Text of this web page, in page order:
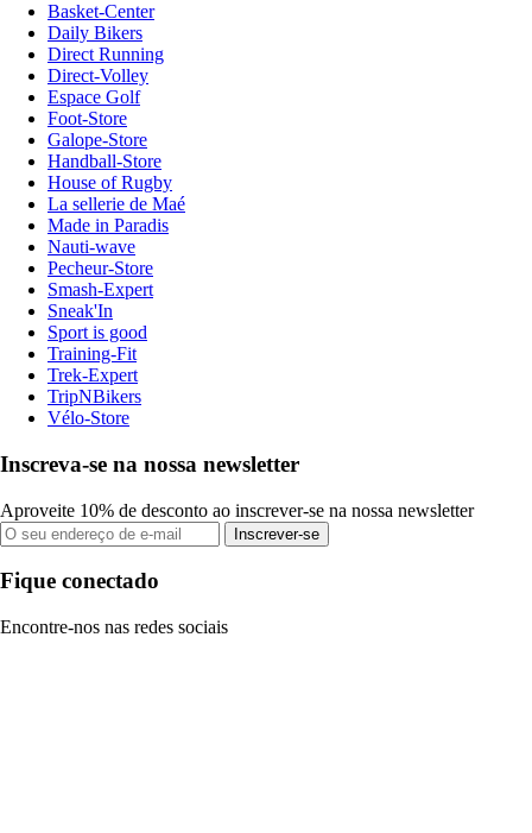
Basket-Center
Daily Bikers
Direct Running
Direct-Volley
Espace Golf
Foot-Store
Galope-Store
Handball-Store
House of Rugby
La sellerie de Maé
Made in Paradis
Nauti-wave
Pecheur-Store
Smash-Expert
Sneak'In
Sport is good
Training-Fit
Trek-Expert
TripNBikers
Vélo-Store
Inscreva-se na nossa newsletter
Aproveite 10% de desconto ao inscrever-se na nossa newsletter
Inscrever-se
Fique conectado
Encontre-nos nas redes sociais